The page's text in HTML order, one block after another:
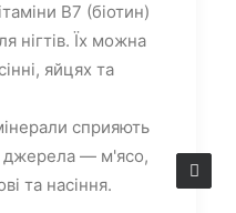
B7 (біотин)
нігтів. Їх можна
яйцях та
сприяють
джерела — м'ясо,
та насіння.